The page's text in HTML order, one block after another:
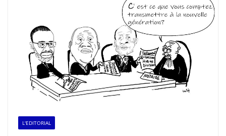
L'EDITORIAL